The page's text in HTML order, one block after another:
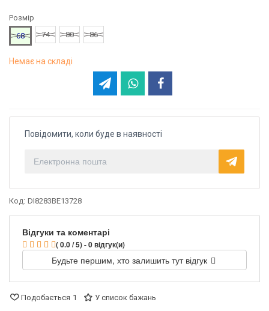
Розмір
68
74 80 86
Немає на складі
Повідомити, коли буде в наявності
Код: DI8283BE13728
Відгуки та коментарі
( 0.0 / 5) - 0 відгук(и)
Будьте першим, хто залишить тут відгук
Подобається 1 У список бажань